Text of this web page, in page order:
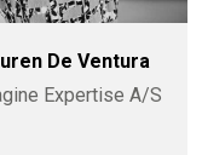
De Ventura
Expertise A/S